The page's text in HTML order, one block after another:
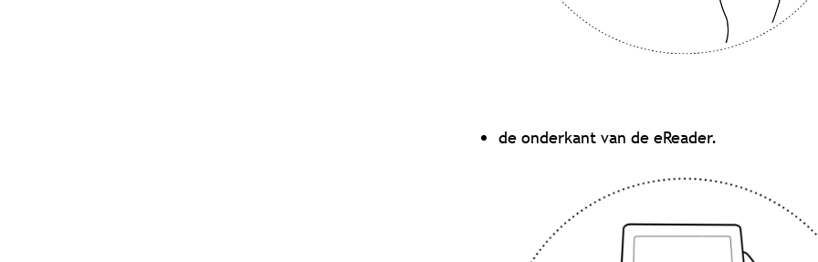
de onderkant van de eReader.